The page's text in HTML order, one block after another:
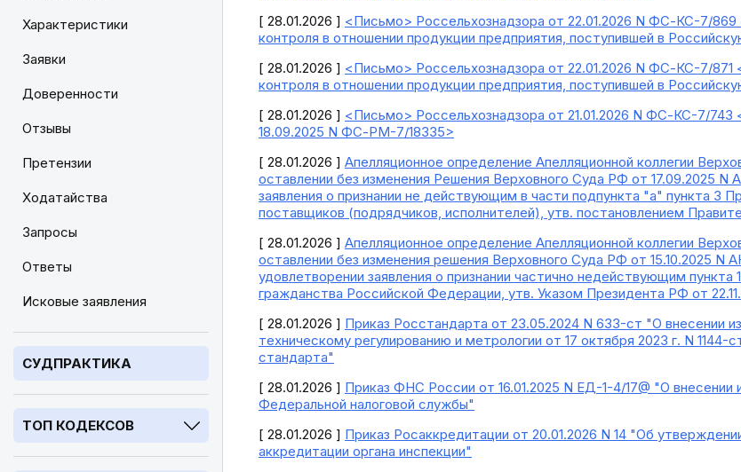
Характеристики
Заявки
Доверенности
Отзывы
Претензии
Ходатайства
Запросы
Ответы
Исковые заявления
СУДПРАКТИКА
ТОП КОДЕКСОВ
[ 28.01.2026 ] <Письмо> Россельхознадзора от 22.01.2026 N ФС-КС-7/
контроля в отношении продукции предприятия, поступившей в
[ 28.01.2026 ] <Письмо> Россельхознадзора от 22.01.2026 N ФС-КС-7/871
контроля в отношении продукции предприятия, поступившей в
[ 28.01.2026 ] <Письмо> Россельхознадзора от 21.01.2026 N ФС-КС-7/743
18.09.2025 N ФС-РМ-7/18335>
[ 28.01.2026 ] Апелляционное определение Апелляционной коллегии
оставлении без изменения Решения Верховного Суда РФ от 17.09.2025
заявления о признании не действующим в части подпункта "а" пункта 3
поставщиков (подрядчиков, исполнителей), утв. постановлением
[ 28.01.2026 ] Апелляционное определение Апелляционной коллегии
оставлении без изменения решения Верховного Суда РФ от 15.10.2025 N
удовлетворении заявления о признании частично недействующим
гражданства Российской Федерации, утв. Указом Президента РФ от
[ 28.01.2026 ] Приказ Росстандарта от 23.05.2024 N 633-ст "О внесении
техническому регулированию и метрологии от 17 октября 2023 г. N
стандарта"
[ 28.01.2026 ] Приказ ФНС России от 16.01.2025 N ЕД-1-4/17@ "О
Федеральной налоговой службы"
[ 28.01.2026 ] Приказ Росаккредитации от 20.01.2026 N 14 "Об
аккредитации органа инспекции"